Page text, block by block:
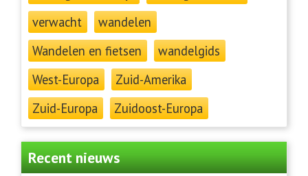
verwacht
wandelen
Wandelen en fietsen
wandelgids
West-Europa
Zuid-Amerika
Zuid-Europa
Zuidoost-Europa
Recent nieuws